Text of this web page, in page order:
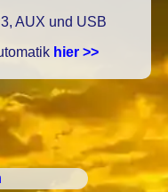
AUX und USB
hier >>